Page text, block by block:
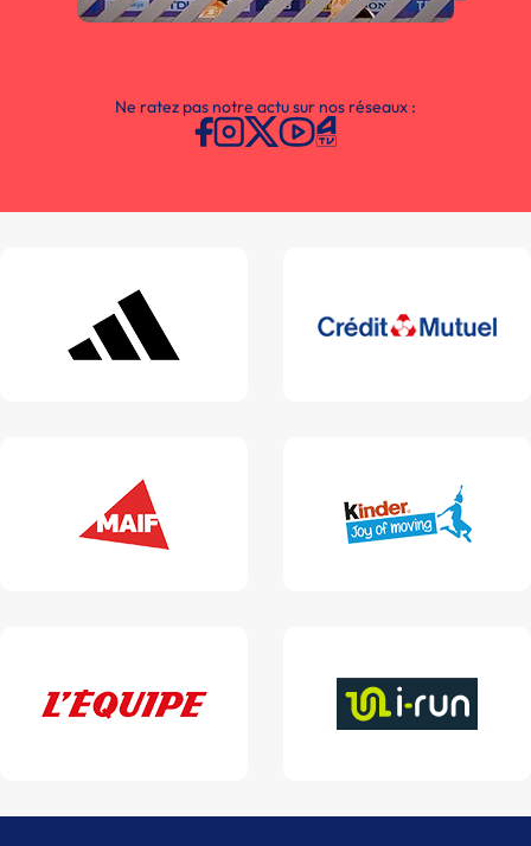
Ne ratez pas notre actu sur nos réseaux :